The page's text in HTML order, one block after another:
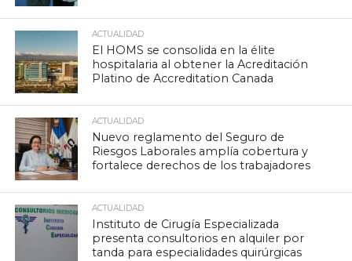
ACTUALIDAD
El HOMS se consolida en la élite
hospitalaria al obtener la Acreditación
Platino de Accreditation Canada
ACTUALIDAD
Nuevo reglamento del Seguro de
Riesgos Laborales amplía cobertura y
fortalece derechos de los trabajadores
ACTUALIDAD
Instituto de Cirugía Especializada
presenta consultorios en alquiler por
tanda para especialidades quirúrgicas